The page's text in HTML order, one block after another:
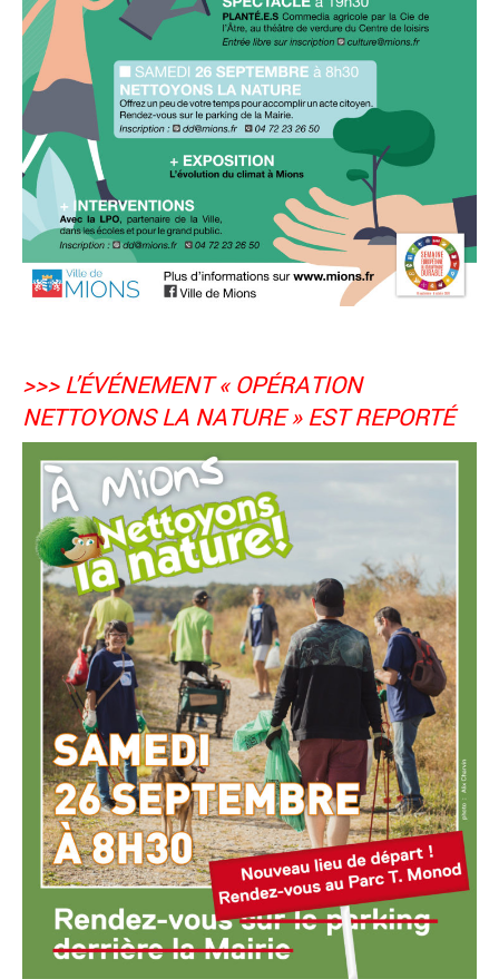
>>> L’ÉVÉNEMENT « OPÉRATION
NETTOYONS LA NATURE » EST REPORTÉ